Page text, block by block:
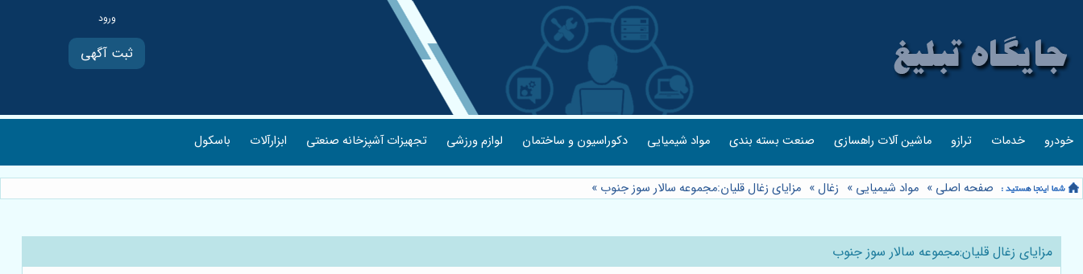
ثبت آگهی
خودرو خدمات ترازو ماشین آلات راهسازی صنعت بسته بندی مواد شیمیایی دکوراسیون و ساختمان لوازم ورزشی تجهیزات آشپزخانه صنعتی ابزارآلات باسکول
صفحه اصلی » مواد شیمیایی » زغال» مزایای زغال قلیان:مجموعه سالار سوز جنوب »
مزایای زغال قلیان:مجموعه سالار سوز جنوب